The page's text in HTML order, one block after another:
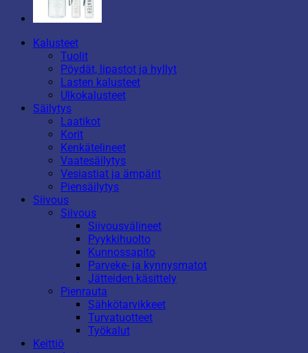
Kalusteet
Tuolit
Pöydät, lipastot ja hyllyt
Lasten kalusteet
Ulkokalusteet
Säilytys
Laatikot
Korit
Kenkätelineet
Vaatesäilytys
Vesiastiat ja ämpärit
Piensäilytys
Siivous
Siivous
Siivousvälineet
Pyykkihuolto
Kunnossapito
Parveke- ja kynnysmatot
Jätteiden käsittely
Pienrauta
Sähkötarvikkeet
Turvatuotteet
Työkalut
Keittiö